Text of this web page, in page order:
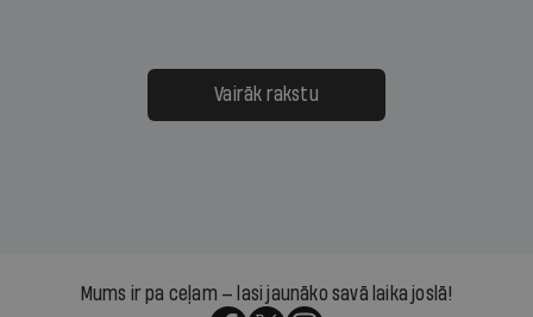
augstos procentus,
jau trīs dienas
nākamās sapulces
uzcītīga darba, mammas
atbalsts un drosme
meteovērojumus arī tad,
Vairāk rakstu
Mums ir pa ceļam — lasi jaunāko savā laika joslā!